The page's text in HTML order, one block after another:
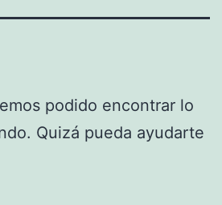
podido encontrar lo
Quizá pueda ayudarte